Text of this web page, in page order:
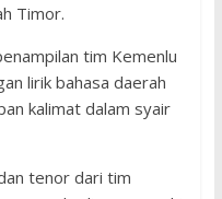
Timor.
tim Kemenlu
lirik bahasa daerah
kalimat dalam syair
tenor dari tim